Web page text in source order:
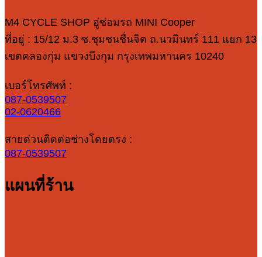
M4 CYCLE SHOP อู่ซ่อมรถ MINI Cooper
ที่อยู่ : 15/12 ม.3 ซ.ชุมชนชื่นจิต ถ.นวมินทร์ 111 แยก 13
เขตคลองกุ่ม แขวงบึงกุม กรุงเทพมหานคร 10240
เบอร์โทรศัพท์ :
087-0539507
02-0620466
สายด่วนติดต่อช่างโดยตรง :
087-0539507
แผนที่ร้าน